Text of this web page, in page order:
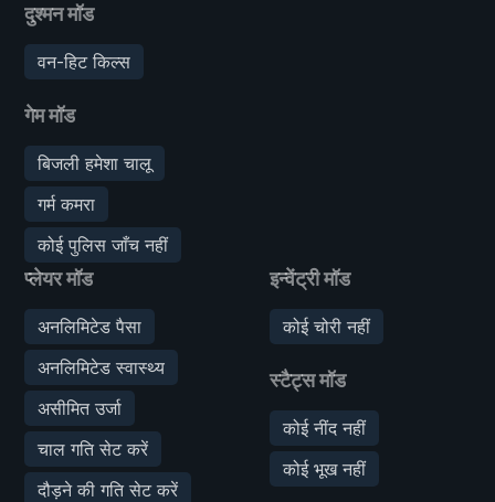
दुश्मन मॉड
वन-हिट किल्स
गेम मॉड
बिजली हमेशा चालू
गर्म कमरा
कोई पुलिस जाँच नहीं
प्लेयर मॉड
अनलिमिटेड पैसा
अनलिमिटेड स्वास्थ्य
असीमित उर्जा
चाल गति सेट करें
दौड़ने की गति सेट करें
इन्वेंट्री मॉड
कोई चोरी नहीं
स्टैट्स मॉड
कोई नींद नहीं
कोई भूख नहीं